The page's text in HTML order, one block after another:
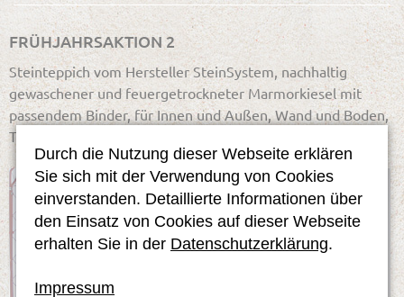
FRÜHJAHRSAKTION 2
Steinteppich vom Hersteller SteinSystem, nachhaltig
gewaschener und feuergetrockneter Marmorkiesel mit
passendem Binder, für Innen und Außen, Wand und Boden,
Trocken- und Nassräume - ab 49,- €/m²
Durch die Nutzung dieser Webseite erklären
Sie sich mit der Verwendung von Cookies
einverstanden. Detaillierte Informationen über
den Einsatz von Cookies auf dieser Webseite
erhalten Sie in der Datenschutzerklärung.
Impressum